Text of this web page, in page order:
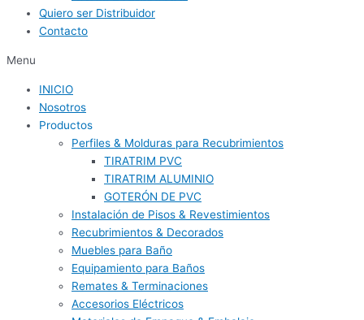
Quiero ser Distribuidor
Contacto
Menu
INICIO
Nosotros
Productos
Perfiles & Molduras para Recubrimientos
TIRATRIM PVC
TIRATRIM ALUMINIO
GOTERÓN DE PVC
Instalación de Pisos & Revestimientos
Recubrimientos & Decorados
Muebles para Baño
Equipamiento para Baños
Remates & Terminaciones
Accesorios Eléctricos